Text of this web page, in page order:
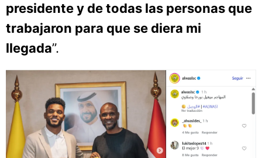
presidente y de todas las personas que
trabajaron para que se diera mi
llegada”.